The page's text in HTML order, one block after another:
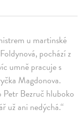
u martinské
pochází z
umně pracuje s
Magdonova.
Petr Bezruč hluboko
už ani nedýchá.“